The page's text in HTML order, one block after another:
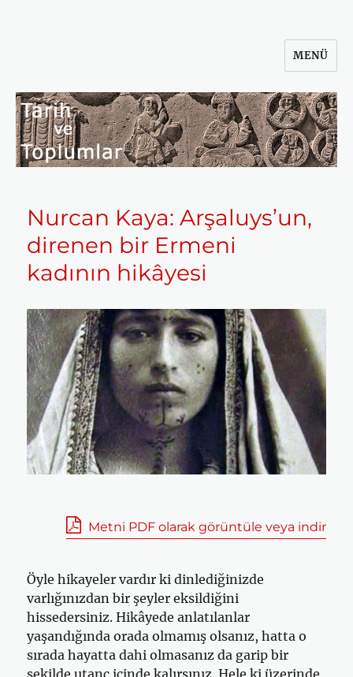
MENÜ
Nurcan Kaya: Arşaluys’un,
direnen bir Ermeni
kadının hikâyesi
Metni PDF olarak görüntüle veya indir
Öyle hikayeler vardır ki dinlediğinizde
varlığınızdan bir şeyler eksildiğini
hissedersiniz. Hikâyede anlatılanlar
yaşandığında orada olmamış olsanız, hatta o
sırada hayatta dahi olmasanız da garip bir